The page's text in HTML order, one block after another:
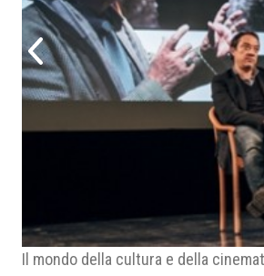
Il mondo della cultura e della